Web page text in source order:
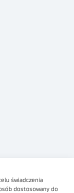
świadczenia
dostosowany do